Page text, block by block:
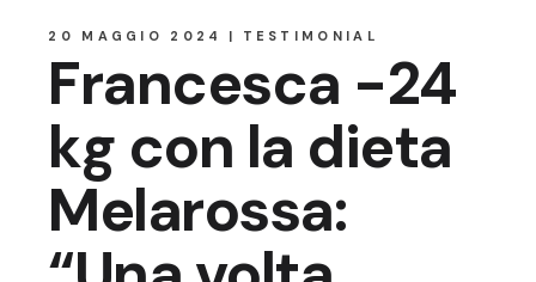
20 MAGGIO 2024 TESTIMONIAL
Francesca -24
kg con la dieta
Melarossa: